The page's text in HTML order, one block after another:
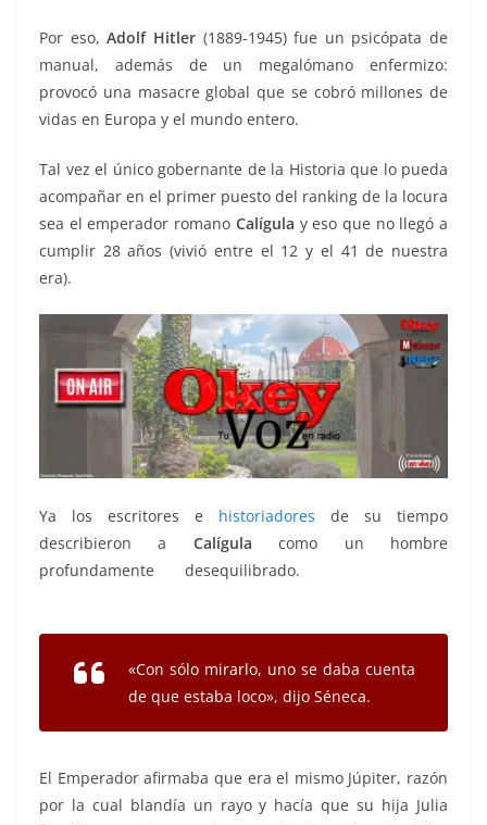
Por eso, Adolf Hitler(1889-1945) fue un psicópata de
manual, además de un megalómano enfermizo:
provocó una masacre global que se cobró millones de
vidas en Europa y el mundo entero.
Tal vez el único gobernante de la Historia que lo pueda
acompañar en el primer puesto del ranking de la locura
sea el emperador romano Calígula y eso que no llegó a
cumplir 28 años (vivió entre el 12 y el 41 de nuestra
era).
Ya los escritores e historiadores de su tiempo
describieron a Calígula como un hombre
profundamente desequilibrado.
«Con sólo mirarlo, uno se daba cuenta
de que estaba loco», dijo Séneca.
El Emperador afirmaba que era el mismo Júpiter, razón
por la cual blandía un rayo y hacía que su hija Julia